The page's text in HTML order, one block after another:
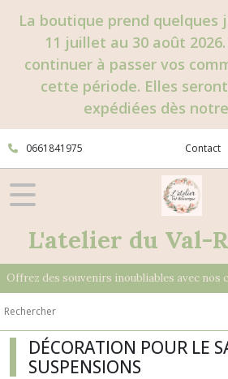
La boutique prend quelques
11 juillet au 30 août
continuer à passer vos
cette période. Elles
expédiées dès
0661841975 Contact
L'atelier du Val-
DÉCORATION POUR LE
SUSPENSIONS
Fermer
FILTRES
produits
LA
DECO
SELON
LA
SAISON
NOEL
-
ARTISANALES
SACS
CADEAUX
RÉUTILISABLES